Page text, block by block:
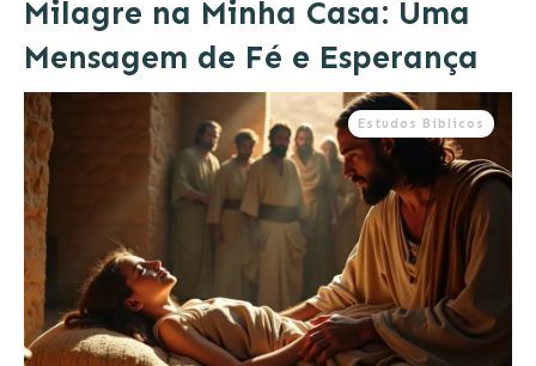
Milagre na Minha Casa: Uma
Mensagem de Fé e Esperança
Estudos Bíblicos